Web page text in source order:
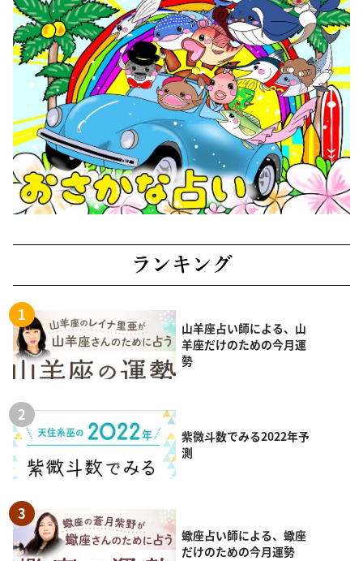
ランキング
山羊座占い師による、山
羊座だけのための今月運
勢
紫微斗数でみる2022年予
測
蠍座占い師による、蠍座
だけのための今月運勢